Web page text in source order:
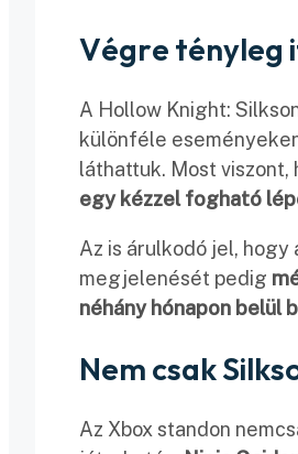
Végre tényleg
A Hollow Knight:
különféle
láthattuk. Most viszont,
egy kézzel fogható
Az is árulkodó jel,
megjelenését pedig
néhány hónapon belül
Nem csak
Az Xbox standon